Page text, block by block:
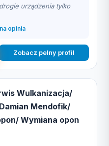
urządzenia tylko
opinia
Zobacz pelny profil
Wulkanizacja/
Mendofik/
Wymiana opon